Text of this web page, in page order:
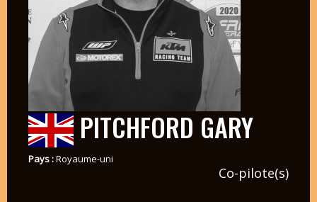
PITCHFORD GARY
Pays :Royaume-uni
Co-pilote(s)